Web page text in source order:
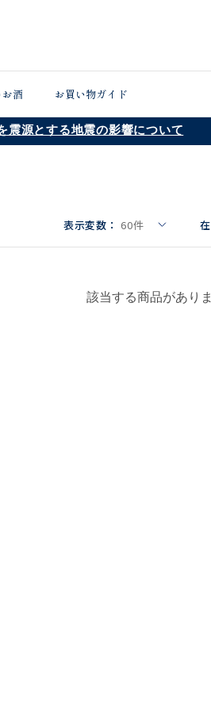
酒 お買い物ガイド
震源とする地震の影響について
表示変数： 60件
該当する商品があり